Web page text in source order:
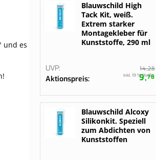
und es
Blauwschild High
Tack Kit, weiß.
Extrem starker
Montagekleber für
Kunststoffe, 290 ml
UVP 14,28
Aktionspreis 9,78
Inkl. 19 % MwSt.
Blauwschild Alcoxy
Silikonkit. Speziell
zum Abdichten von
Kunststoffen